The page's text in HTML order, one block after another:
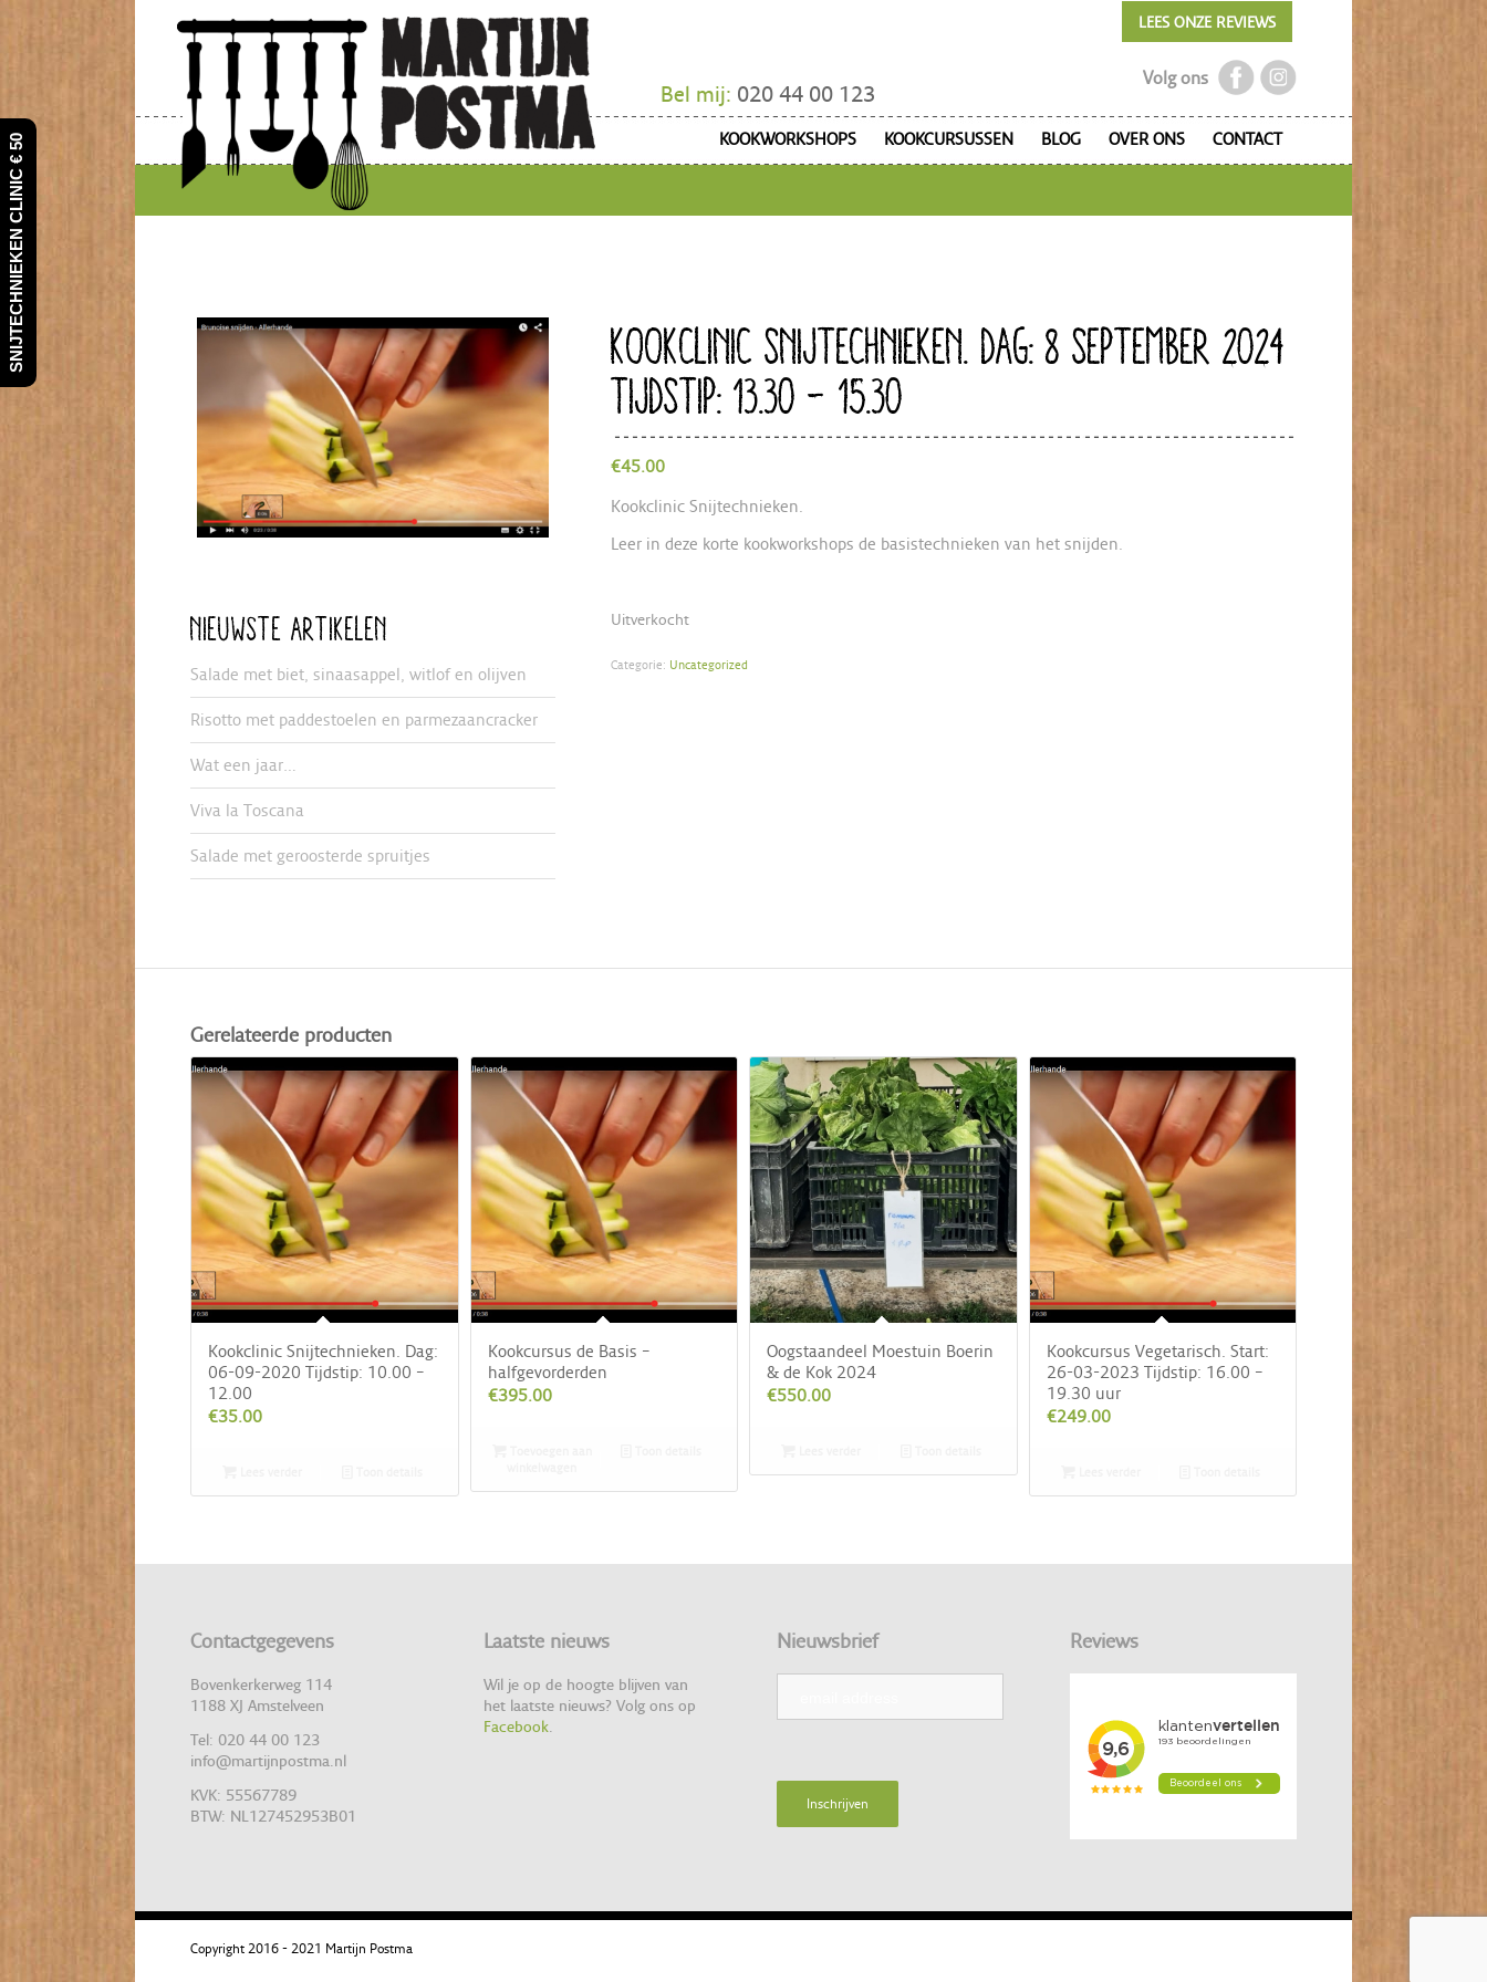
Bel mij: 020 44 00 123
Volg ons
LEES ONZE REVIEWS
KOOKWORKSHOPS KOOKCURSUSSEN BLOG OVER ONS CONTACT
NIEUWSTE ARTIKELEN
Salade met biet, sinaasappel, witlof en olijven
Risotto met paddestoelen en parmezaancracker
Wat een jaar…
Viva la Toscana
Salade met geroosterde spruitjes
KOOKCLINIC SNIJTECHNIEKEN. DAG: 8 SEPTEMBER 2024
TIJDSTIP: 13.30 – 15.30
€45.00
Kookclinic Snijtechnieken.
Leer in deze korte kookworkshops de basistechnieken van het snijden.
Uitverkocht
Categorie: Uncategorized
Gerelateerde producten
Kookclinic Snijtechnieken. Dag:
06-09-2020 Tijdstip: 10.00 –
12.00
€35.00
Kookcursus de Basis –
halfgevorderden
€395.00
Oogstaandeel Moestuin Boerin
& de Kok 2024
€550.00
Kookcursus Vegetarisch. Start:
26-03-2023 Tijdstip: 16.00 –
19.30 uur
€249.00
Contactgegevens
Bovenkerkerweg 114
1188 XJ Amstelveen
Tel: 020 44 00 123
info@martijnpostma.nl
KVK: 55567789
BTW: NL127452953B01
Laatste nieuws
Wil je op de hoogte blijven van
het laatste nieuws? Volg ons op
Facebook
Nieuwsbrief Reviews
Copyright 2016 - 2021 Martijn Postma
SNIJTECHNIEKEN CLINIC € 50